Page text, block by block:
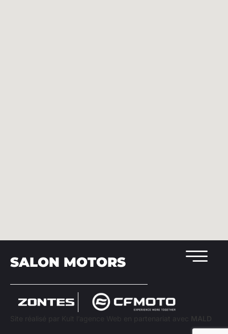
SALON MOTORS
Site réalisé par en partenariat avec